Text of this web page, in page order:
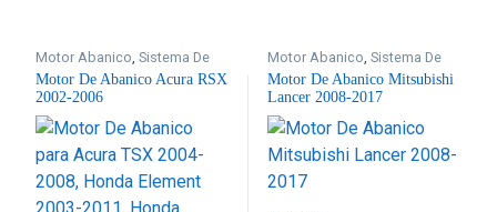
Motor Abanico,Sistema De
Enfriamiento
Motor De Abanico Acura RSX
2002-2006
Motor Abanico,Sistema De
Enfriamiento
Motor De Abanico Mitsubishi
Lancer 2008-2017